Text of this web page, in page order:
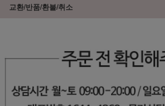
교환/반품/환불/취소